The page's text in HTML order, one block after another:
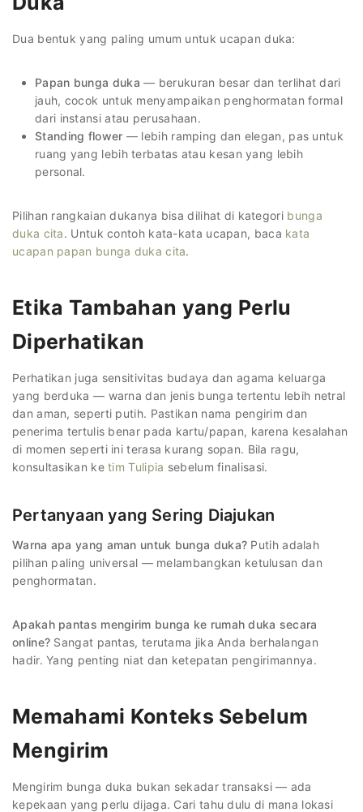
Dua bentuk yang paling umum untuk ucapan duka:
Papan bunga duka — berukuran besar dan terlihat dari
jauh, cocok untuk menyampaikan penghormatan formal
dari instansi atau perusahaan.
Standing flower — lebih ramping dan elegan, pas untuk
ruang yang lebih terbatas atau kesan yang lebih
personal.
Pilihan rangkaian dukanya bisa dilihat di kategori bunga
duka cita. Untuk contoh kata-kata ucapan, baca kata
ucapan papan bunga duka cita.
Etika Tambahan yang Perlu
Diperhatikan
Perhatikan juga sensitivitas budaya dan agama keluarga
yang berduka — warna dan jenis bunga tertentu lebih netral
dan aman, seperti putih. Pastikan nama pengirim dan
penerima tertulis benar pada kartu/papan, karena kesalahan
di momen seperti ini terasa kurang sopan. Bila ragu,
konsultasikan ketim Tulipia sebelum finalisasi.
Pertanyaan yang Sering Diajukan
Warna apa yang aman untuk bunga duka? Putih adalah
pilihan paling universal — melambangkan ketulusan dan
penghormatan.
Apakah pantas mengirim bunga ke rumah duka secara
online? Sangat pantas, terutama jika Anda berhalangan
hadir. Yang penting niat dan ketepatan pengirimannya.
Memahami Konteks Sebelum
Mengirim
Mengirim bunga duka bukan sekadar transaksi — ada
kepekaan yang perlu dijaga. Cari tahu dulu di mana lokasi